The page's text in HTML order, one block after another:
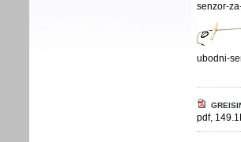
senzor-
ubodni-
pdf,